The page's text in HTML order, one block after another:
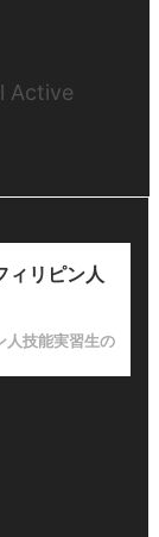
Active
リピン人
人技能実習生の